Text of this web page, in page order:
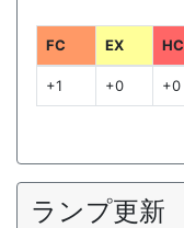
FC EX HC
+1 +0 +0
ランプ更新